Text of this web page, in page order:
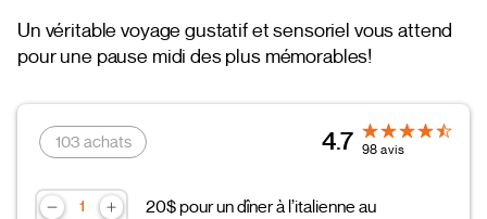
Un véritable voyage gustatif et sensoriel vous attend
pour une pause midi des plus mémorables!
103 achats 4.7 98 avis
20$ pour un dîner à l’italienne au